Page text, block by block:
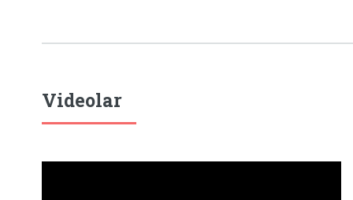
Videolar